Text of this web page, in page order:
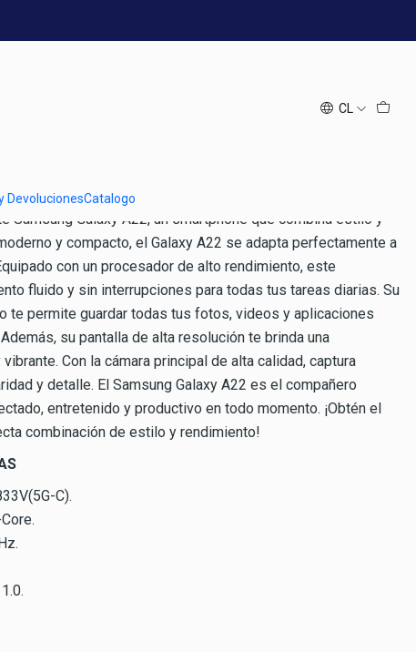
CL
DevolucionesCatalogo
Blanco
A22 5G 128 GB Blanco
Samsung Galaxy A22, un smartphone que combina estilo y
y compacto, el Galaxy A22 se adapta perfectamente a
con un procesador de alto rendimiento, este
fluido y sin interrupciones para todas tus tareas diarias. Su
te permite guardar todas tus fotos, videos y aplicaciones
su pantalla de alta resolución te brinda una
Con la cámara principal de alta calidad, captura
y detalle. El Samsung Galaxy A22 es el compañero
entretenido y productivo en todo momento. ¡Obtén el
combinación de estilo y rendimiento!
C).